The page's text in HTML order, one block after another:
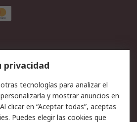
Devoluciones
Soporte técnico
privacidad
tecnologías para analizar el
y mostrar anuncios en
clicar en “Aceptar todas”, aceptas
Puedes elegir las cookies que